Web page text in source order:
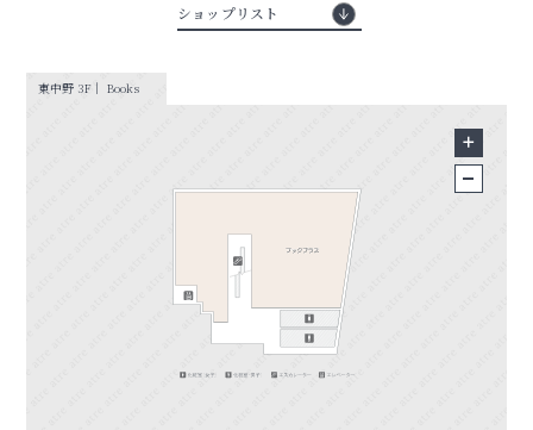
ショップリスト
東中野 3F｜ Books